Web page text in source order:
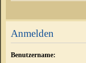
Anmelden
Benutzername: